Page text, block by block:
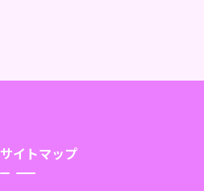
サイトマップ